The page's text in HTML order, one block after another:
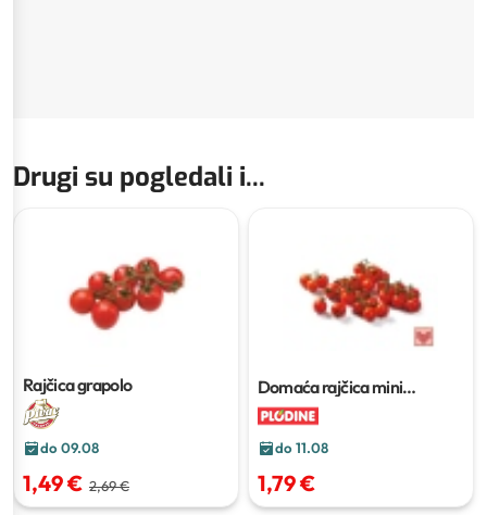
Drugi su pogledali i...
Rajčica grapolo
do 09.08
1,49 € 2,69 €
Domaća rajčica mini
grappolo
do 11.08
1,79 €